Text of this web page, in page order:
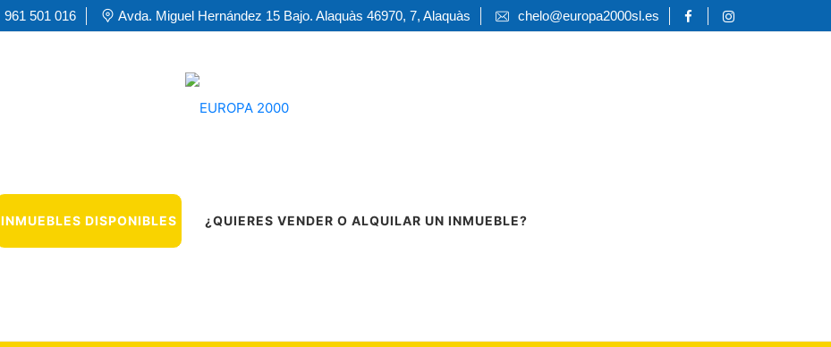
961 501 016 Avda. Miguel Hernández 15 Bajo. Alaquàs 46970, 7, Alaquàs chelo@europa2000sl.es
INMUEBLES DISPONIBLES ¿QUIERES VENDER O ALQUILAR UN INMUEBLE?